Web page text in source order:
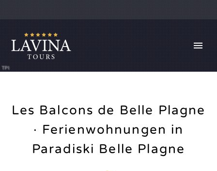
TPI
Les Balcons de Belle Plagne
· Ferienwohnungen in
Paradiski Belle Plagne